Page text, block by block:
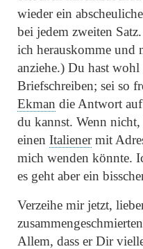
wieder ein
bei jedem zweiten
ich herauskomme und
anziehe.) Du hast
Briefschreiben; sei so
Ekman die Antwort
du kannst. Wenn
einen Italienermit
mich wenden könnte.
es geht aber ein
Verzeihe mir jetzt,
Allem, dass er Dir